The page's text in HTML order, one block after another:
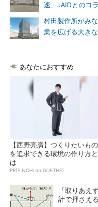
速、JAIDとのコ
村田製作所がみ
業を広げる大きな
あなたにおすすめ
【西野亮廣】つくりたいもの
を追求できる環境の作り方と
は
PR(FINCHI on GOETHE)
「取りあ
計で押さえ